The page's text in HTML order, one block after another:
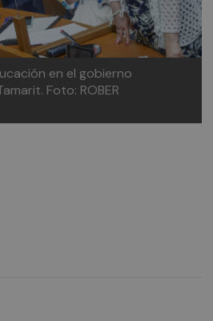
en el gobierno
Foto: ROBER